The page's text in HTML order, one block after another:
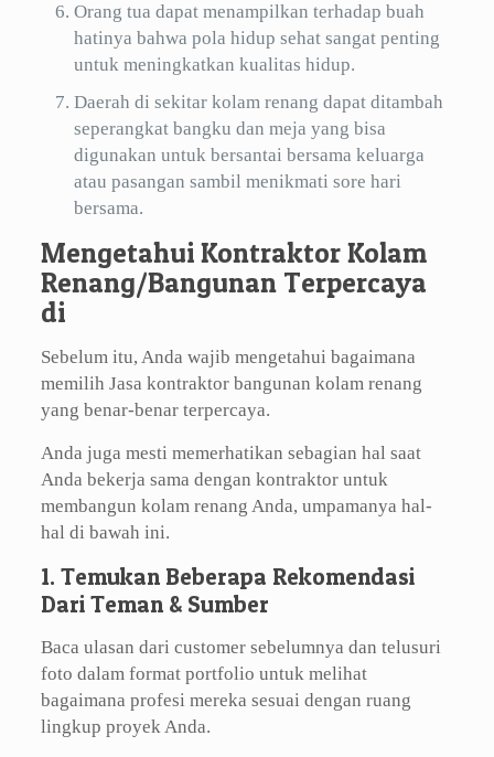
Orang tua dapat menampilkan terhadap buah
hatinya bahwa pola hidup sehat sangat penting
untuk meningkatkan kualitas hidup.
Daerah di sekitar kolam renang dapat ditambah
seperangkat bangku dan meja yang bisa
digunakan untuk bersantai bersama keluarga
atau pasangan sambil menikmati sore hari
bersama.
Mengetahui Kontraktor Kolam
Renang/Bangunan Terpercaya
di
Sebelum itu, Anda wajib mengetahui bagaimana
memilih Jasa kontraktor bangunan kolam renang
yang benar-benar terpercaya.
Anda juga mesti memerhatikan sebagian hal saat
Anda bekerja sama dengan kontraktor untuk
membangun kolam renang Anda, umpamanya hal-
hal di bawah ini.
1. Temukan Beberapa Rekomendasi
Dari Teman & Sumber
Baca ulasan dari customer sebelumnya dan telusuri
foto dalam format portfolio untuk melihat
bagaimana profesi mereka sesuai dengan ruang
lingkup proyek Anda.